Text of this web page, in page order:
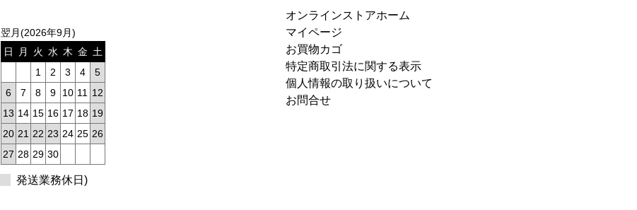
翌月(2026年9月)
日
月 火 水 木 金 土
1
2 3 4
5
6
7 8 9 10 11
12
13 14 15 16 17 18 19
20 21 22 23 24 25 26
27 28 29 30
発送業務休日)
オンラインストアホーム
マイページ
お買物カゴ
特定商取引法に関する表示
個人情報の取り扱いについて
お問合せ